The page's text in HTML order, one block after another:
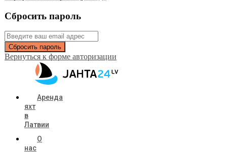
Сбросить пароль
Сбросить пароль
Вернуться к форме авторизации
Аренда
яхт
в
Латвии
О
нас